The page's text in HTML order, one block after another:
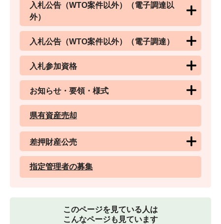
入札公告（WTO案件以外）（電子調達以
外）
入札公告（WTO案件以外）（電子調達）
入札参加資格
お知らせ・要領・様式
県有資産売却
差押財産公売
指定管理者の募集
このページを見ている人は
こんなページも見ています